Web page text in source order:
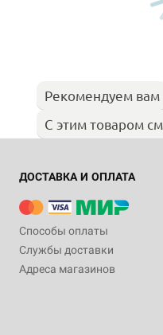
Рекомендуем вам
С этим товаром
ДОСТАВКА И ОПЛАТА
Способы оплаты
Службы доставки
Адреса магазинов